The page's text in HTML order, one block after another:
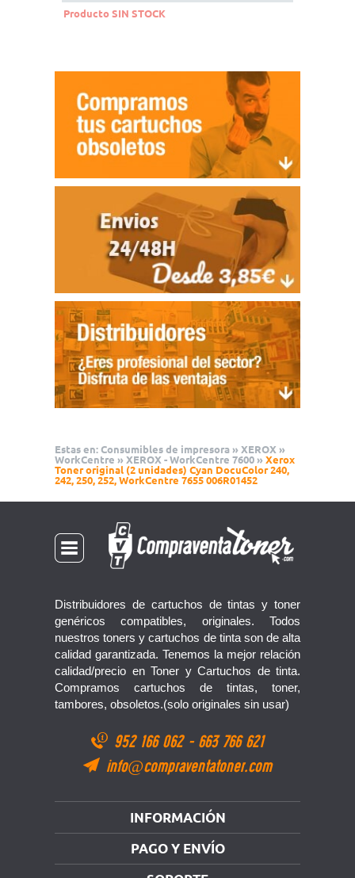
Producto SIN STOCK
Estas en: Consumibles de impresora » XEROX »
WorkCentre » XEROX - WorkCentre 7600 » Xerox
Toner original (2 unidades) Cyan DocuColor 240,
242, 250, 252, WorkCentre 7655 006R01452
Distribuidores de cartuchos de tintas y toner
genéricos compatibles, originales. Todos
nuestros toners y cartuchos de tinta son de alta
calidad garantizada. Tenemos la mejor relación
calidad/precio en Toner y Cartuchos de tinta.
Compramos cartuchos de tintas, toner,
tambores, obsoletos.(solo originales sin usar)
952 166 062 - 663 766 621
info@compraventatoner.com
INFORMACIÓN
PAGO Y ENVÍO